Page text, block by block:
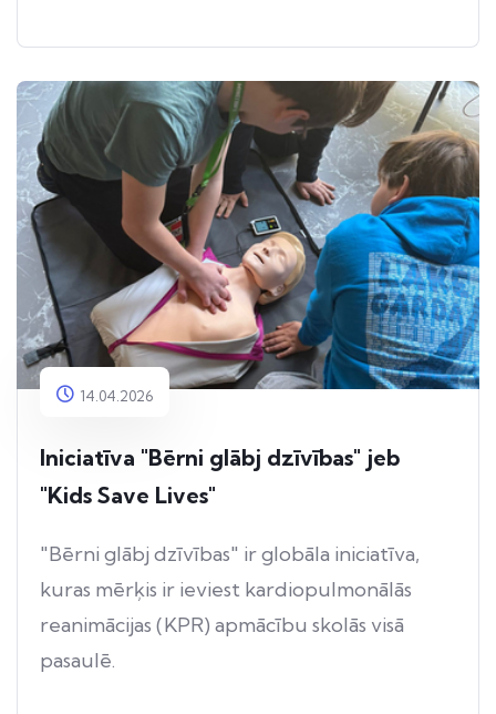
14.04.2026
Iniciatīva "Bērni glābj dzīvības" jeb
"Kids Save Lives"
"Bērni glābj dzīvības" ir globāla iniciatīva,
kuras mērķis ir ieviest kardiopulmonālās
reanimācijas (KPR) apmācību skolās visā
pasaulē.